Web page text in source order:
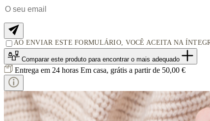
AO ENVIAR ESTE FORMULÁRIO, VOCÊ ACEITA NA
Comparar este produto para encontrar o mais adequado
Entrega em 24 horas Em casa, grátis a partir de 50,00 €